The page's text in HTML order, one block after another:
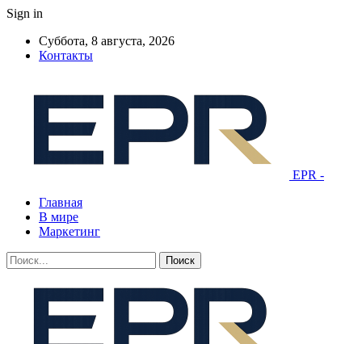
Sign in
Суббота, 8 августа, 2026
Контакты
EPR -
Главная
В мире
Маркетинг